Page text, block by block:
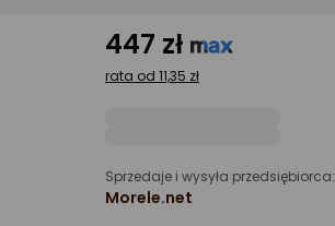
447 zł
rata od 11,35 zł
Sprzedaje i wysyła przedsiębiorca:
Morele.net